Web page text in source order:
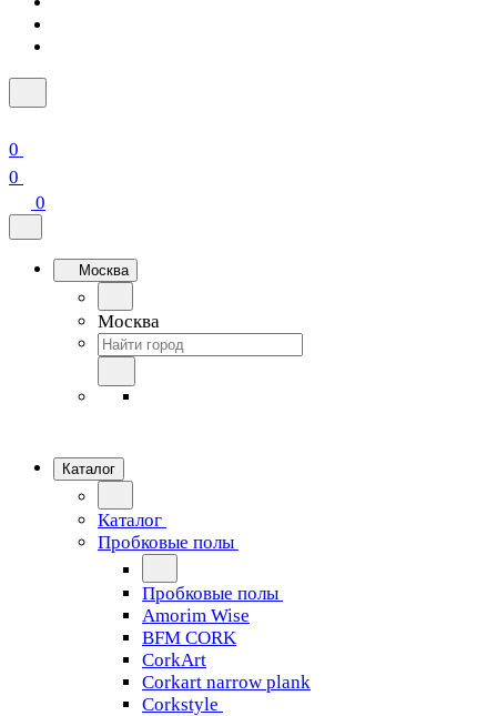
0
0
0
Москва
Москва
Каталог
Каталог
Пробковые полы
Пробковые полы
Amorim Wise
BFM CORK
CorkArt
Corkart narrow plank
Corkstyle